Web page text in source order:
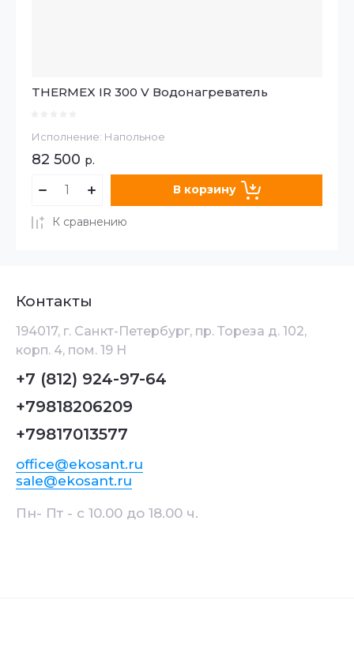
THERMEX IR 300 V Водонагреватель
Исполнение: Напольное
82 500 р.
В корзину
К сравнению
Контакты
194017, г. Санкт-Петербург, пр. Тореза д. 102,
корп. 4, пом. 19 Н
+7 (812) 924-97-64
+79818206209
+79817013577
office@ekosant.ru
sale@ekosant.ru
Пн- Пт - с 10.00 до 18.00 ч.